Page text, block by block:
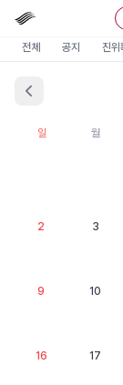
전체 공지 진위
일 월
2 3
9 10
16 17